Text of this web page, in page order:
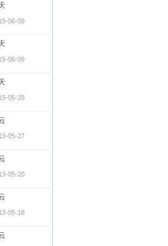
06-09
06-09
05-28
05-27
05-20
05-18